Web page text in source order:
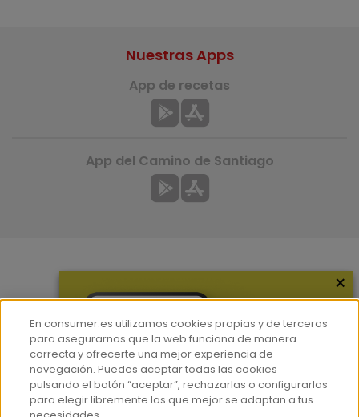
Hemeroteca
Contacto
Prensa
Nuestras Apps
App de recetas
App del Camino de Santiago
×
En consumer.es utilizamos cookies propias y de terceros
para asegurarnos que la web funciona de manera
correcta y ofrecerte una mejor experiencia de
navegación. Puedes aceptar todas las cookies
pulsando el botón “aceptar”, rechazarlas o configurarlas
para elegir libremente las que mejor se adaptan a tus